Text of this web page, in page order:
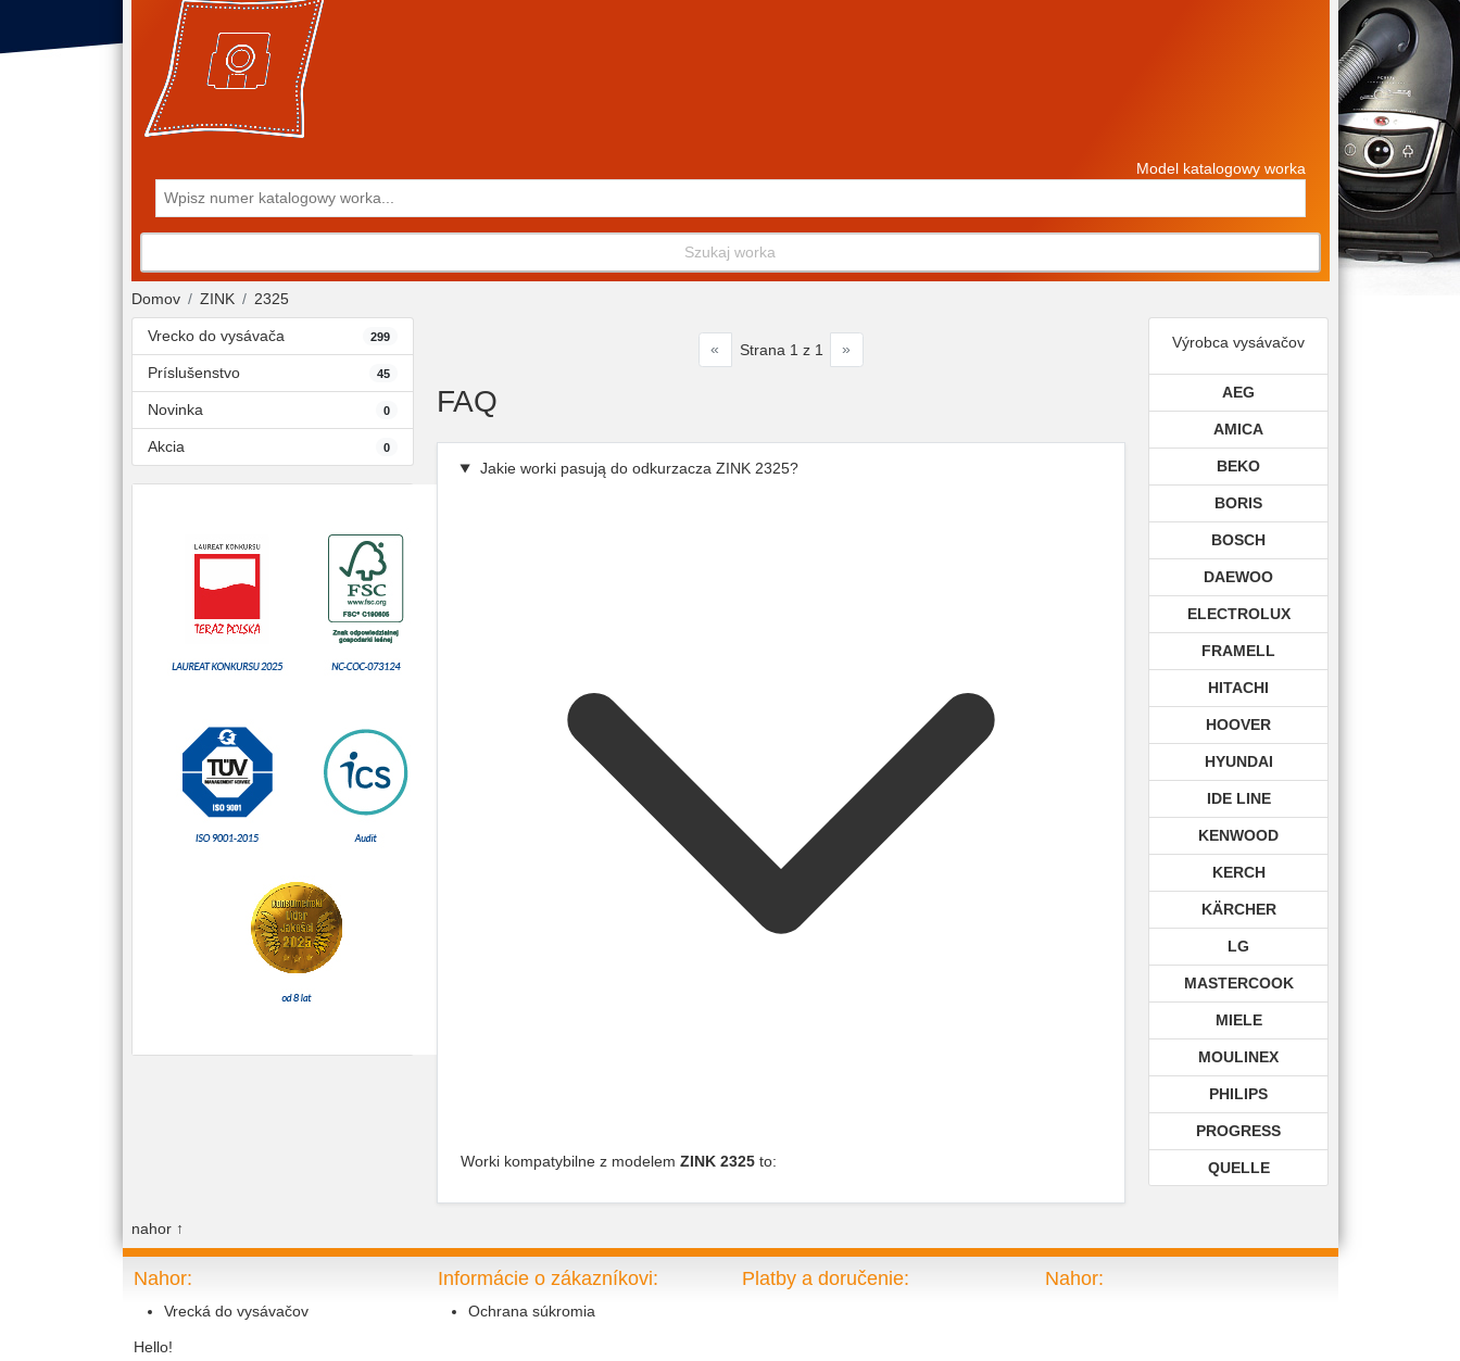
Model katalogowy worka
Szukaj worka
Domov ZINK 2325
Vrecko do vysávača 299
Príslušenstvo 45
Novinka 0
Akcia 0
« Strana 1 z 1 »
FAQ
Jakie worki pasują do odkurzacza ZINK 2325?
Worki kompatybilne z modelem ZINK 2325to:
Výrobca vysávačov
AEG
AMICA
BEKO
BORIS
BOSCH
DAEWOO
ELECTROLUX
FRAMELL
HITACHI
HOOVER
HYUNDAI
IDE LINE
KENWOOD
KERCH
KÄRCHER
LG
MASTERCOOK
MIELE
MOULINEX
PHILIPS
PROGRESS
QUELLE
nahor↑
Nahor:
Vrecká do vysávačov
Informácie o zákazníkovi:
Ochrana súkromia
Platby a doručenie: Nahor:
Hello!